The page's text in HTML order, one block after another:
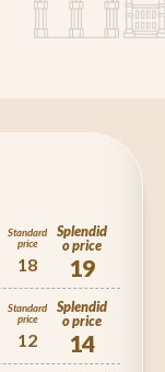
Standard
price
18
Splendid
o price
19
Standard
price
12
Splendid
o price
14